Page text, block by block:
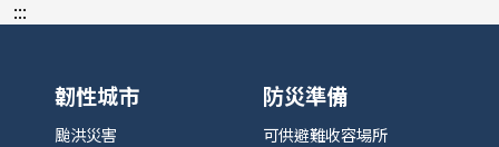
:::
韌性城市
颱洪災害
防災準備
可供避難收容場所